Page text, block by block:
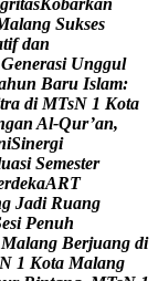
gritasKobarkan
alang Sukses
tif dan
Generasi Unggul
hun Baru Islam:
tra di MTsN 1 Kota
gan Al-Qur’an,
iSinergi
uasi Semester
rdekaART
g Jadi Ruang
esi Penuh
Malang Berjuang di
N 1 Kota Malang